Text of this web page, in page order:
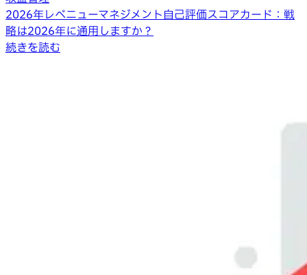
2026年レベニューマネジメント自己評価スコアカード：戦
略は2026年に通用しますか？
続きを読む